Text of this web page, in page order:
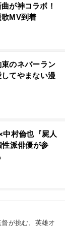
が神コラボ！
歌MV到着
のネバーラン
してやまない漫
村倫也『屍人
派俳優が参
が挑む、英雄オ